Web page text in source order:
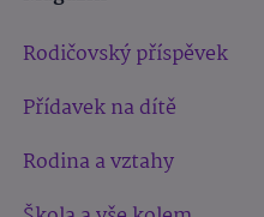
Rodičovský příspěvek
Přídavek na dítě
Rodina a vztahy